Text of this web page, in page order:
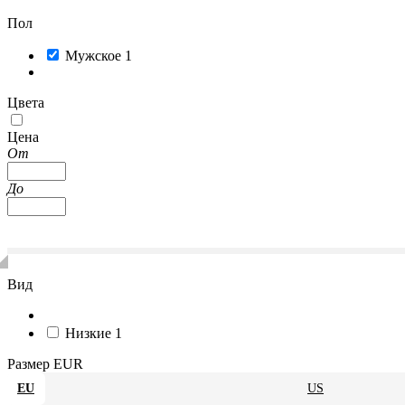
Пол
Мужское 1
Цвета
Цена
От
До
Вид
Низкие 1
Размер EUR
EU US